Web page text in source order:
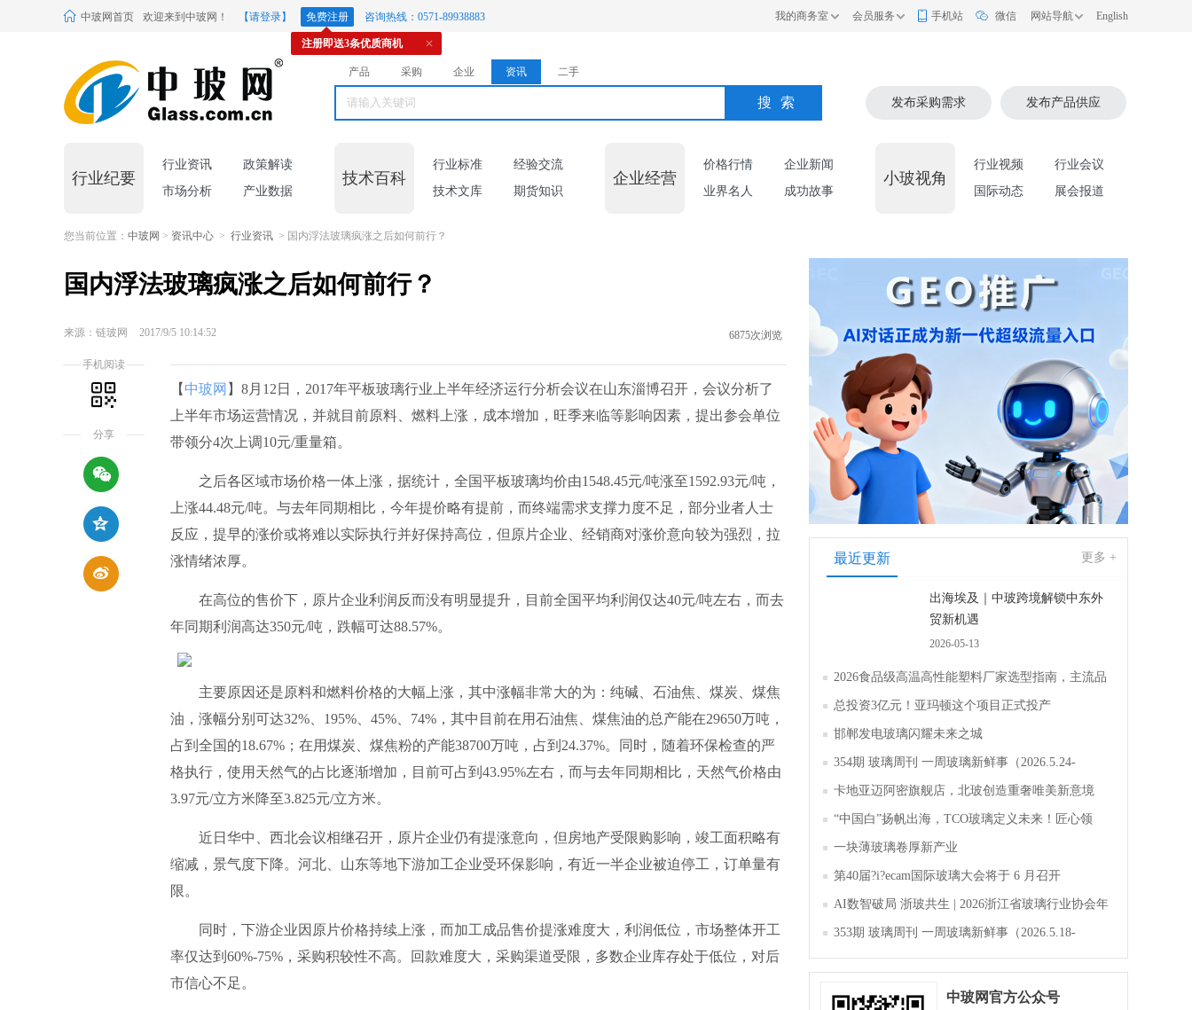
中玻网首页 欢迎来到中玻网！ 【请登录】 免费注册 咨询热线：0571-89938883
注册即送3条优质商机
我的商务室 会员服务 手机站 微信 网站导航 English
产品 采购 企业 资讯 二手
搜索 发布采购需求 发布产品供应
行业纪要
行业资讯
政策解读
市场分析
产业数据
技术百科
行业标准
经验交流
技术文库
期货知识
企业经营
价格行情
企业新闻
业界名人
成功故事
小玻视角
行业视频
行业会议
国际动态
展会报道
您当前位置： 中玻网 > 资讯中心 > 行业资讯 > 国内浮法玻璃疯涨之后如何前行？
最近更新 更多 +
出海埃及｜中玻跨境解锁中东外
贸新机遇
2026-05-13
2026食品级高温高性能塑料厂家选型指南，主流品
牌全面解析评测
总投资3亿元！亚玛顿这个项目正式投产
邯郸发电玻璃闪耀未来之城
354期 玻璃周刊 一周玻璃新鲜事（2026.5.24-
2026.5.30）
卡地亚迈阿密旗舰店，北玻创造重奢唯美新意境
“中国白”扬帆出海，TCO玻璃定义未来！匠心领
航，淄博新材料产业聚势成峰
一块薄玻璃卷厚新产业
第40届?i?ecam国际玻璃大会将于 6 月召开
AI数智破局 浙玻共生 | 2026浙江省玻璃行业协会年
会暨第四届四次会员大会成功举办
353期 玻璃周刊 一周玻璃新鲜事（2026.5.18-
2026.5.23）
中玻网官方公众号
手机阅读
分享
国内浮法玻璃疯涨之后如何前行？
来源：链玻网 2017/9/5 10:14:52 6875次浏览
【 中玻网 】8月12日，2017年平板玻璃行业上半年经济运行分析会议在山东淄博召开，会议分析了
上半年市场运营情况，并就目前原料、燃料上涨，成本增加，旺季来临等影响因素，提出参会单位
带领分4次上调10元/重量箱。
之后各区域市场价格一体上涨，据统计，全国平板玻璃均价由1548.45元/吨涨至1592.93元/吨，
上涨44.48元/吨。与去年同期相比，今年提价略有提前，而终端需求支撑力度不足，部分业者人士
反应，提早的涨价或将难以实际执行并好保持高位，但原片企业、经销商对涨价意向较为强烈，拉
涨情绪浓厚。
在高位的售价下，原片企业利润反而没有明显提升，目前全国平均利润仅达40元/吨左右，而去
年同期利润高达350元/吨，跌幅可达88.57%。
主要原因还是原料和燃料价格的大幅上涨，其中涨幅非常大的为：纯碱、石油焦、煤炭、煤焦
油，涨幅分别可达32%、195%、45%、74%，其中目前在用石油焦、煤焦油的总产能在29650万吨，
占到全国的18.67%；在用煤炭、煤焦粉的产能38700万吨，占到24.37%。同时，随着环保检查的严
格执行，使用天然气的占比逐渐增加，目前可占到43.95%左右，而与去年同期相比，天然气价格由
3.97元/立方米降至3.825元/立方米。
近日华中、西北会议相继召开，原片企业仍有提涨意向，但房地产受限购影响，竣工面积略有
缩减，景气度下降。河北、山东等地下游加工企业受环保影响，有近一半企业被迫停工，订单量有
限。
同时，下游企业因原片价格持续上涨，而加工成品售价提涨难度大，利润低位，市场整体开工
率仅达到60%-75%，采购积较性不高。回款难度大，采购渠道受限，多数企业库存处于低位，对后
市信心不足。